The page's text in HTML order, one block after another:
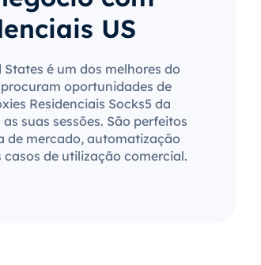
US
é um dos melhores do
oportunidades de
Residenciais Socks5 da
suas sessões. São perfeitos
de mercado, automatização
de utilização comercial.